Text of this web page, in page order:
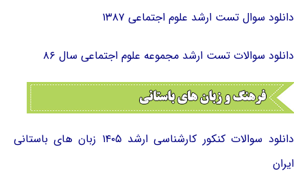
دانلود سوال تست ارشد علوم اجتماعی ۱۳۸۷
دانلود سوالات تست ارشد مجموعه علوم اجتماعی سال ۸۶
دانلود سوالات کنکور کارشناسی ارشد ۱۴۰۵ زبان های باستانی
ایران